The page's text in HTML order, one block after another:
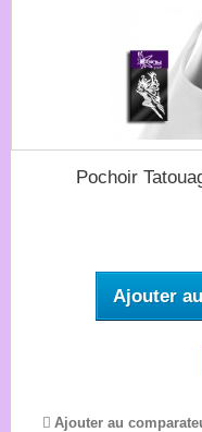
Pochoir
Ajouter
Ajouter au